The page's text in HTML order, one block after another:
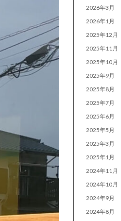
2026年3月
2026年1月
2025年12月
2025年11月
2025年10月
2025年9月
2025年8月
2025年7月
2025年6月
2025年5月
2025年3月
2025年1月
2024年11月
2024年10月
2024年9月
2024年8月